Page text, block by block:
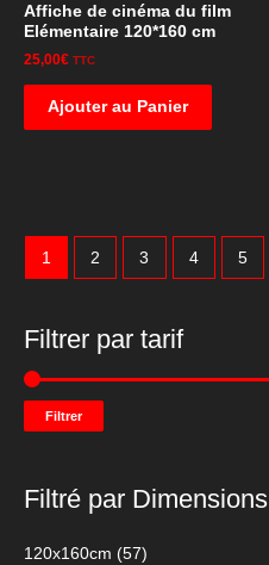
Filtrer par tarif
Filtrer
Filtré par Dimensions
120x160cm (57)
Affiche de cinéma du film
Elémentaire 120*160 cm
25,00€ TTC
Ajouter au Panier
1 2 3 4 5